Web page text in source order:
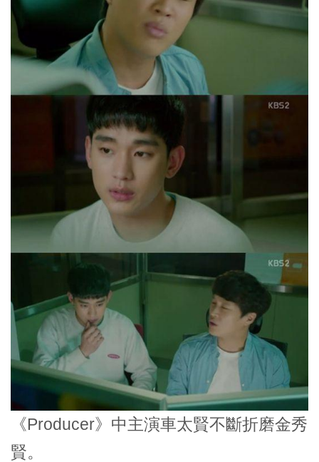
《Producer》中主演車太賢不斷折磨金秀
賢。